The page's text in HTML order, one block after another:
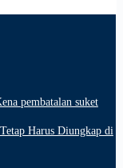
pembatalan suket
Harus Diungkap di